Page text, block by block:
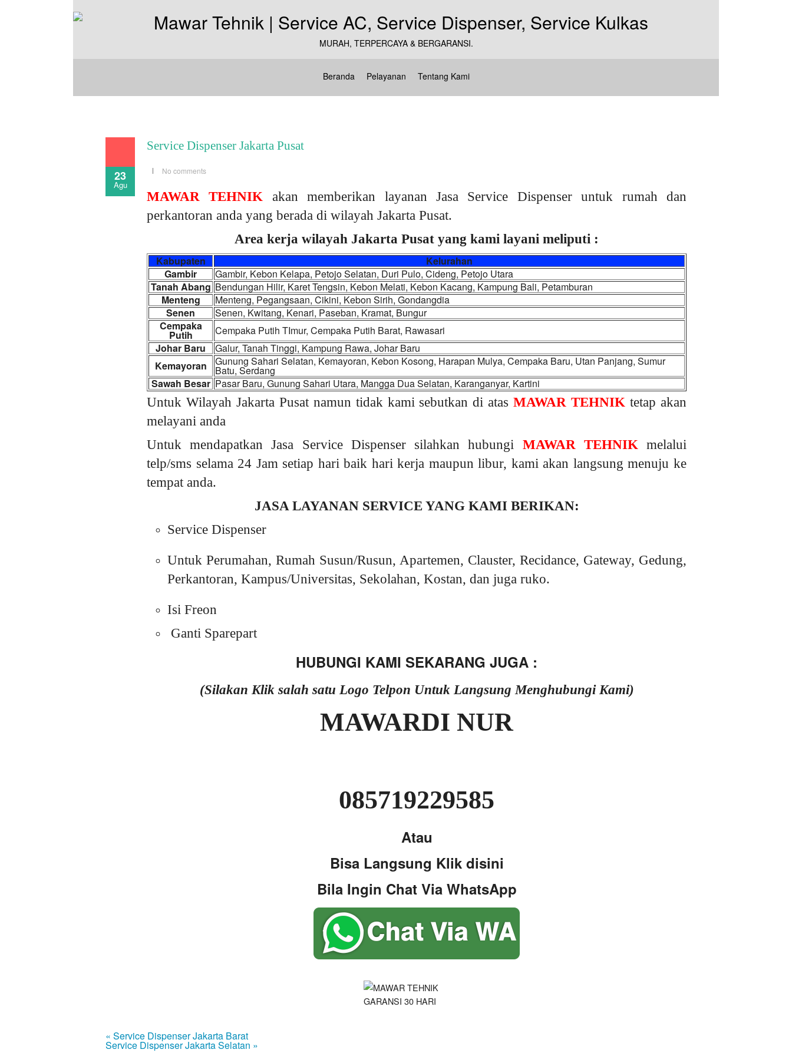
MURAH, TERPERCAYA & BERGARANSI.
Beranda Pelayanan Tentang Kami
23
Agu
Service Dispenser Jakarta Pusat
No comments
MAWAR TEHNIK akan memberikan layanan Jasa Service Dispenser untuk rumah dan
perkantoran anda yang berada di wilayah Jakarta Pusat.
Area kerja wilayah Jakarta Pusat yang kami layani meliputi :
Kabupaten
Kelurahan
Gambir
Gambir, Kebon Kelapa, Petojo Selatan, Duri Pulo, Cideng, Petojo Utara
Tanah Abang Bendungan Hilir, Karet Tengsin, Kebon Melati, Kebon Kacang, Kampung Bali, Petamburan
Menteng
Menteng, Pegangsaan, Cikini, Kebon Sirih, Gondangdia
Senen
Senen, Kwitang, Kenari, Paseban, Kramat, Bungur
Cempaka
Putih
Cempaka Putih TImur, Cempaka Putih Barat, Rawasari
Johar Baru
Galur, Tanah Tinggi, Kampung Rawa, Johar Baru
Kemayoran
Gunung Sahari Selatan, Kemayoran, Kebon Kosong, Harapan Mulya, Cempaka Baru, Utan Panjang, Sumur
Batu, Serdang
Sawah Besar Pasar Baru, Gunung Sahari Utara, Mangga Dua Selatan, Karanganyar, Kartini
Untuk Wilayah Jakarta Pusat namun tidak kami sebutkan di atasMAWAR TEHNIK tetap akan
melayani anda
Untuk mendapatkan Jasa Service Dispenser silahkan hubungi MAWAR TEHNIKmelalui
telp/sms selama 24 Jam setiap hari baik hari kerja maupun libur, kami akan langsung menuju ke
tempat anda.
JASA LAYANAN SERVICE YANG KAMI BERIKAN:
Service Dispenser
Untuk Perumahan, Rumah Susun/Rusun, Apartemen, Clauster, Recidance, Gateway, Gedung,
Perkantoran, Kampus/Universitas, Sekolahan, Kostan, dan juga ruko.
Isi Freon
Ganti Sparepart
HUBUNGI KAMI SEKARANG JUGA :
(Silakan Klik salah satu Logo Telpon Untuk Langsung Menghubungi Kami)
MAWARDI NUR
085719229585
Atau
Bisa Langsung Klik disini
Bila Ingin Chat Via WhatsApp
« Service Dispenser Jakarta Barat
Service Dispenser Jakarta Selatan »